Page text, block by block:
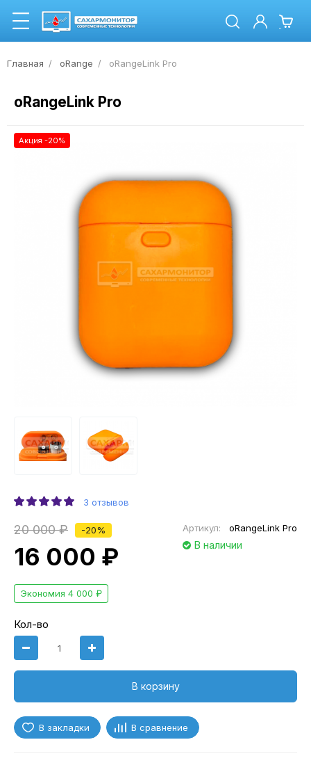
Главная oRange oRangeLink Pro
oRangeLink Pro
Акция -20%
3 отзывов
20 000 ₽ -20%
16 000 ₽
Артикул: oRangeLink Pro
В наличии
Экономия 4 000 ₽
Кол-во
В корзину
В закладки В сравнение